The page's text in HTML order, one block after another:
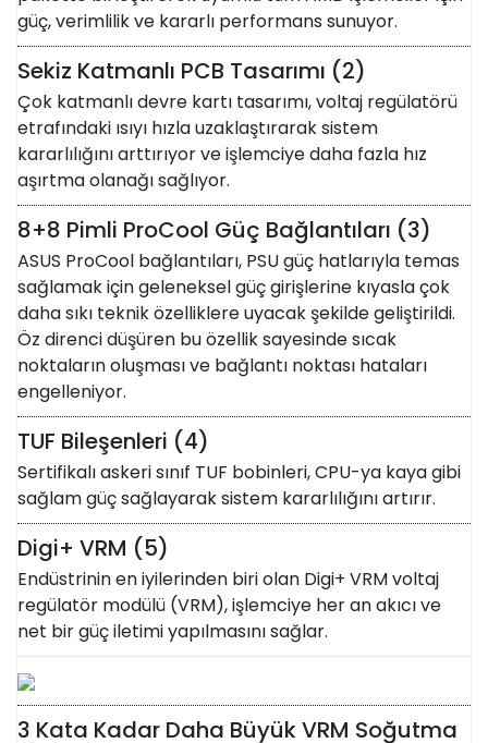
güç, verimlilik ve kararlı performans sunuyor.
Sekiz Katmanlı PCB Tasarımı (2)
Çok katmanlı devre kartı tasarımı, voltaj regülatörü
etrafındaki ısıyı hızla uzaklaştırarak sistem
kararlılığını arttırıyor ve işlemciye daha fazla hız
aşırtma olanağı sağlıyor.
8+8 Pimli ProCool Güç Bağlantıları (3)
ASUS ProCool bağlantıları, PSU güç hatlarıyla temas
sağlamak için geleneksel güç girişlerine kıyasla çok
daha sıkı teknik özelliklere uyacak şekilde geliştirildi.
Öz direnci düşüren bu özellik sayesinde sıcak
noktaların oluşması ve bağlantı noktası hataları
engelleniyor.
TUF Bileşenleri (4)
Sertifikalı askeri sınıf TUF bobinleri, CPU-ya kaya gibi
sağlam güç sağlayarak sistem kararlılığını artırır.​
Digi+ VRM (5)
Endüstrinin en iyilerinden biri olan Digi+ VRM voltaj
regülatör modülü (VRM), işlemciye her an akıcı ve
net bir güç iletimi yapılmasını sağlar.
3 Kata Kadar Daha Büyük VRM Soğutma